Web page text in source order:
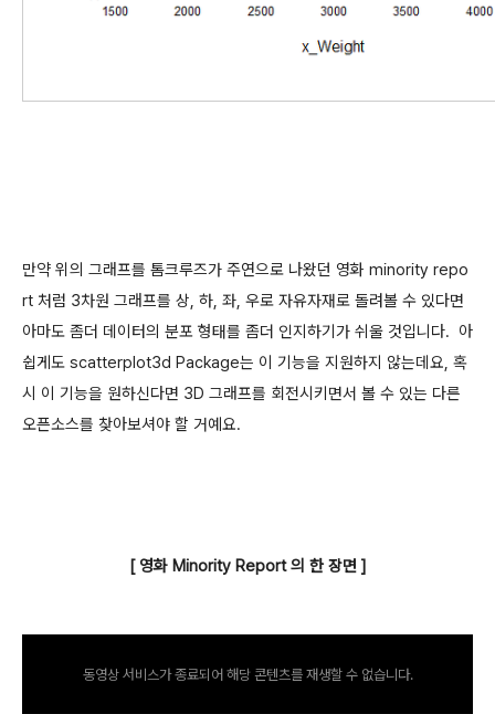
만약 위의 그래프를 톰크루즈가 주연으로 나왔던 영화 minority repo
rt 처럼 3차원 그래프를 상, 하, 좌, 우로 자유자재로 돌려볼 수 있다면
아마도 좀더 데이터의 분포 형태를 좀더 인지하기가 쉬울 것입니다. 아
쉽게도 scatterplot3d Package는 이 기능을 지원하지 않는데요, 혹
시 이 기능을 원하신다면 3D 그래프를 회전시키면서 볼 수 있는 다른
오픈소스를 찾아보셔야 할 거예요.
[ 영화 Minority Report 의 한 장면 ]
동영상 서비스가 종료되어 해당 콘텐츠를 재생할 수 없습니다.